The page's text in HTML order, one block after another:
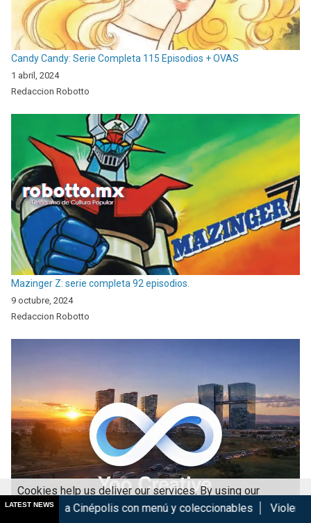
Candy Candy: Serie Completa 115 Episodios + OVAS
1 abril, 2024
Redaccion Robotto
Mazinger Z: serie completa 92 episodios.
9 octubre, 2024
Redaccion Robotto
LATEST NEWScon menú y coleccionables Violent Night 2: El
Cookies help us deliver our services. By using our
services, you agree to our use of cookies.
Got it